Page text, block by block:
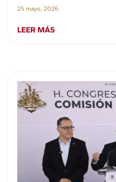
25 mayo, 2026
LEER MÁS